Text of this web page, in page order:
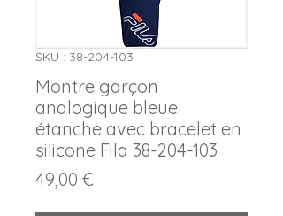
SKU : 38-204-103
Montre garçon
analogique bleue
étanche avec bracelet en
silicone Fila 38-204-103
49,00 €Prix